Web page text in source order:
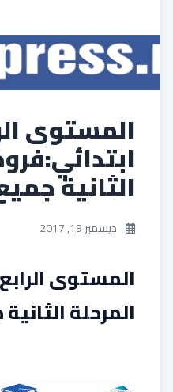
المستوى
الثانية
ديسمبر 19, 2017
المستوى
المرحلة